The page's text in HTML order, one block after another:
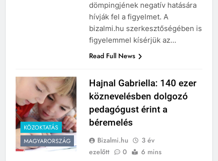
dömpingjének negatív hatására
hívják fel a figyelmet. A
bizalmi.hu szerkesztőségében is
figyelemmel kísérjük az…
Read Full News
KÖZOKTATÁS
MAGYARORSZÁG
Hajnal Gabriella: 140 ezer
köznevelésben dolgozó
pedagógust érint a
béremelés
Bizalmi.hu
3 év
ezelőtt
0 6 mins